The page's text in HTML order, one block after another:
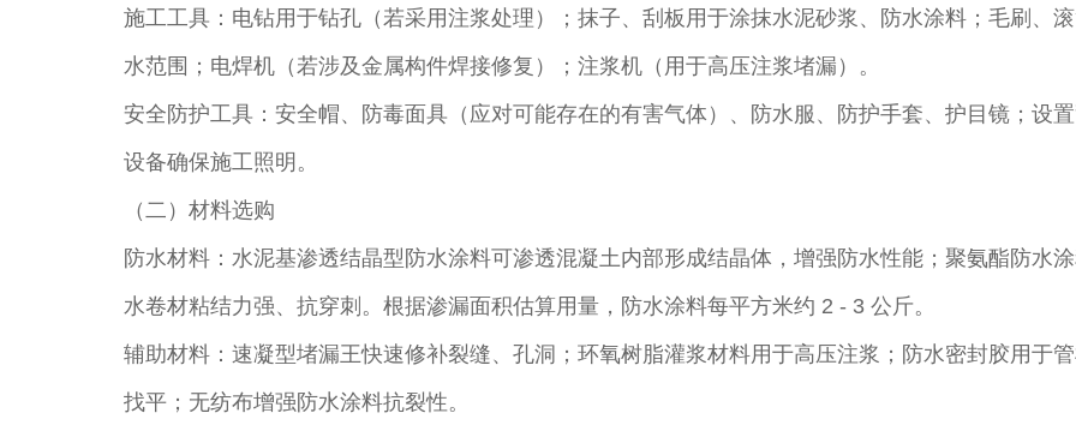
施工工具：电钻用于钻孔（若采用注浆处理）；抹子、刮板用于涂抹水泥砂浆、防水涂料；毛刷、
水范围；电焊机（若涉及金属构件焊接修复）；注浆机（用于高压注浆堵漏）。​
安全防护工具：安全帽、防毒面具（应对可能存在的有害气体）、防水服、防护手套、护目镜；设
设备确保施工照明。​
（二）材料选购​
防水材料：水泥基渗透结晶型防水涂料可渗透混凝土内部形成结晶体，增强防水性能；聚氨酯防水
水卷材粘结力强、抗穿刺。根据渗漏面积估算用量，防水涂料每平方米约 2 - 3 公斤。​
辅助材料：速凝型堵漏王快速修补裂缝、孔洞；环氧树脂灌浆材料用于高压注浆；防水密封胶用于
找平；无纺布增强防水涂料抗裂性。​